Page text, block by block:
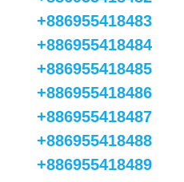
+886955418483
+886955418484
+886955418485
+886955418486
+886955418487
+886955418488
+886955418489